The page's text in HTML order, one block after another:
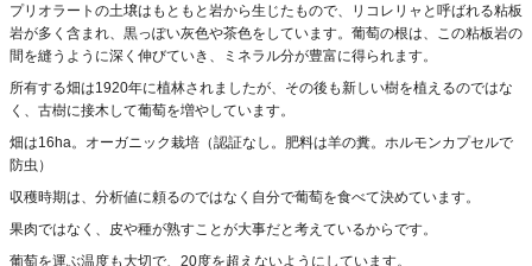
プリオラートの土壌はもともと岩から生じたもので、リコレリャと呼ばれる粘板
岩が多く含まれ、黒っぽい灰色や茶色をしています。葡萄の根は、この粘板岩の
間を縫うように深く伸びていき、ミネラル分が豊富に得られます。
所有する畑は1920年に植林されましたが、その後も新しい樹を植えるのではな
く、古樹に接木して葡萄を増やしています。
畑は16ha。オーガニック栽培（認証なし。肥料は羊の糞。ホルモンカプセルで
防虫）
収穫時期は、分析値に頼るのではなく自分で葡萄を食べて決めています。
果肉ではなく、皮や種が熟すことが大事だと考えているからです。
葡萄を運ぶ温度も大切で、20度を超えないようにしています。